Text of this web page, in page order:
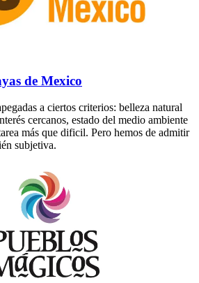
de Mexico
a ciertos criterios: belleza natural
cercanos, estado del medio ambiente
más que dificil. Pero hemos de admitir
subjetiva.